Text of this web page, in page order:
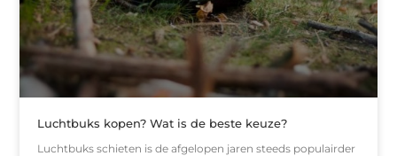
Luchtbuks kopen? Wat is de beste keuze?
Luchtbuks schieten is de afgelopen jaren steeds populairder